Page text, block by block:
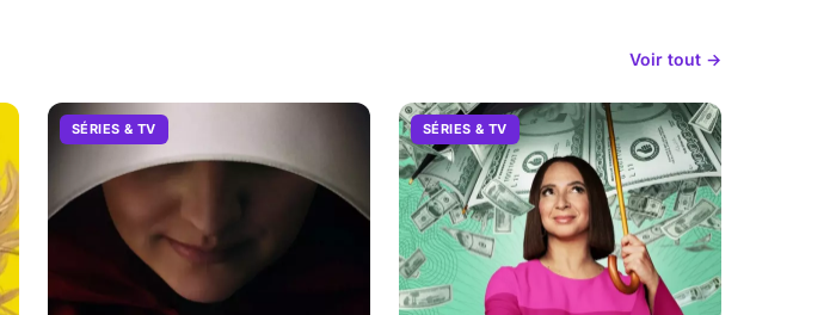
Voir tout →
SÉRIES & TV SÉRIES & TV